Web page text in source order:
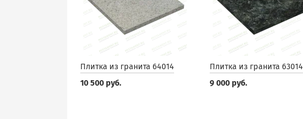
Плитка из гранита 64014
10 500 руб.
Плитка из гранита 63014
9 000 руб.